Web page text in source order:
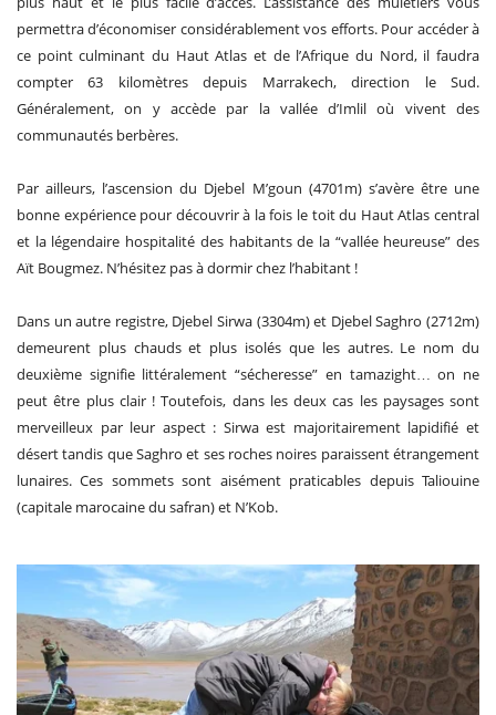
permettra d’économiser considérablement vos efforts. Pour accéder à
ce point culminant du Haut Atlas et de l’Afrique du Nord, il faudra
compter 63 kilomètres depuis Marrakech, direction le Sud.
Généralement, on y accède par la vallée d’Imlil où vivent des
communautés berbères.
Par ailleurs, l’ascension du Djebel M’goun (4701m) s’avère être une
bonne expérience pour découvrir à la fois le toit du Haut Atlas central
et la légendaire hospitalité des habitants de la “vallée heureuse” des
Aït Bougmez. N’hésitez pas à dormir chez l’habitant !
Dans un autre registre, Djebel Sirwa (3304m) et Djebel Saghro (2712m)
demeurent plus chauds et plus isolés que les autres. Le nom du
deuxième signifie littéralement “sécheresse” en tamazight… on ne
peut être plus clair ! Toutefois, dans les deux cas les paysages sont
merveilleux par leur aspect : Sirwa est majoritairement lapidifié et
désert tandis que Saghro et ses roches noires paraissent étrangement
lunaires. Ces sommets sont aisément praticables depuis Taliouine
(capitale marocaine du safran) et N’Kob.